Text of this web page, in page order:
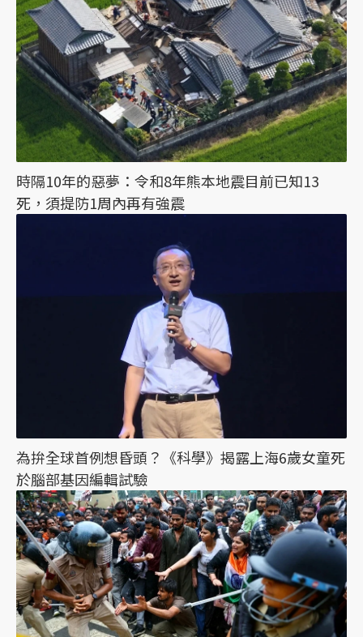
時隔10年的惡夢：令和8年熊本地震目前已知13
死，須提防1周內再有強震
為拚全球首例想昏頭？《科學》揭露上海6歲女童死
於腦部基因編輯試驗